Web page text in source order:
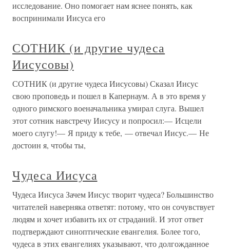
исследование. Оно помогает нам яснее понять, как
воспринимали Иисуса его
СОТНИК (и другие чудеса
Иисусовы)
СОТНИК (и другие чудеса Иисусовы) Сказал Иисус
свою проповедь и пошел в Капернаум. А в это время у
одного римского военачальника умирал слуга. Вышел
этот сотник навстречу Иисусу и попросил:— Исцели
моего слугу!— Я приду к тебе, — отвечал Иисус.— Не
достоин я, чтобы ты,
Чудеса Иисуса
Чудеса Иисуса Зачем Иисус творит чудеса? Большинство
читателей наверняка ответят: потому, что он сочувствует
людям и хочет избавить их от страданий. И этот ответ
подтверждают синоптические евангелия. Более того,
чудеса в этих евангелиях указывают, что долгожданное